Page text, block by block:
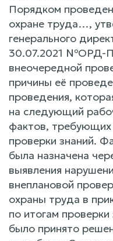
Порядком
охране труда…,
генерального
30.07.2021 №ОРД-
внеочередной
причины её
проведения,
на следующий
фактов, требующих
проверки знаний.
была назначена
выявления
внеплановой
охраны труда в
по итогам
было принято